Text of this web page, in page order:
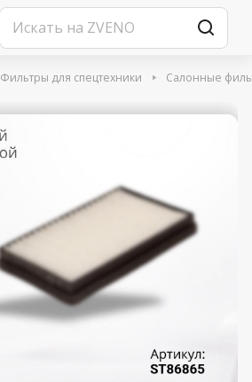
Фильтры для спецтехники Салонные